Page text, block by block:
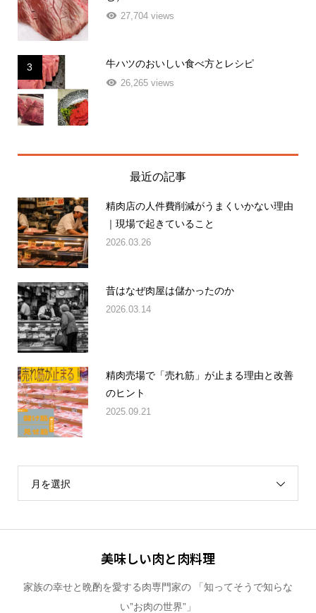
3
26,265 views
｜現場で起きていること
2026.03.26
2026.03.14
のヒント
2025.09.21
い”お肉の世界”」